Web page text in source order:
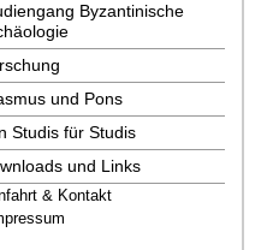
Byzantinische
und Pons
Studis für Studis
und Links
& Kontakt